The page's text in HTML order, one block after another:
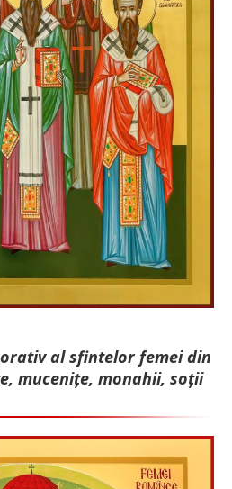
al sfintelor femei din
mu­cenițe, monahii, soții